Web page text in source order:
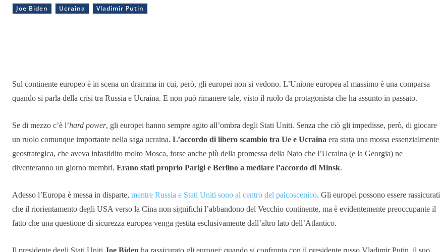
Joe Biden Ucraina Vladimir Putin
Sul continente europeo è in scena un dramma in cui, però, gli europei non si vedono. L’Unione europea al massimo è una comparsa
quando si parla della crisi tra Russia e Ucraina. E non può rimanere tale, visto il ruolo da protagonista che ha assunto in passato.
Se di mezzo c’è l’hard power, gli europei hanno sempre agito all’ombra degli Stati Uniti. Senza che ciò gli impedisse, però, di giocare
un ruolo comunque importante nella saga ucraina. L’accordo di libero scambio tra Ue e Ucraina era stata una mossa essenzialmente
geostrategica, che aveva infastidito molto Mosca, forse anche più della promessa della Nato che l’Ucraina (e la Georgia) ne
diventeranno un giorno membri. Erano stati proprio Parigi e Berlino a mediare l’accordo di Minsk.
Adesso l’Europa è messa in disparte, mentre Russia e Stati Uniti sono al centro del palcoscenico. Gli europei possono essere rassicurati
che il riorientamento degli USA verso la Cina non significhi l’abbandono del Vecchio continente, ma è evidentemente preoccupante il
fatto che una questione di sicurezza europea venga gestita esclusivamente dall’altro lato dell’Atlantico.